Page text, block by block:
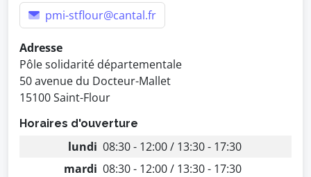
pmi-stflour@cantal.fr
Adresse
Pôle solidarité départementale
50 avenue du Docteur-Mallet
15100 Saint-Flour
Horaires d'ouverture
lundi 08:30 - 12:00 / 13:30 - 17:30
mardi 08:30 - 12:00 / 13:30 - 17:30